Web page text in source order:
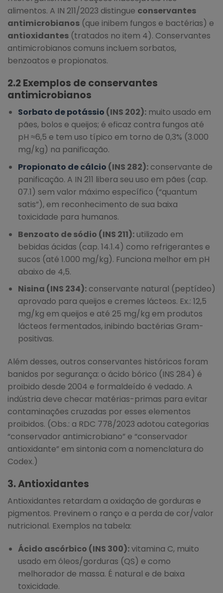
alimentos. A IN 211/2023 distingue conservantes
antimicrobianos (que inibem fungos e bactérias) e
antioxidantes (tratados no item 4). Conservantes
antimicrobianos comuns incluem sorbatos,
benzoatos e propionatos.
2.2 Exemplos de conservantes
antimicrobianos
Sorbato de potássio (INS 202):muito usado em
pães, bolos e queijos; é eficaz contra fungos até
pH ≈6,5 e tem uso típico em torno de 0,3% (3.000
mg/kg) na panificação.
Propionato de cálcio (INS 282):conservante de
panificação. A IN 211 libera seu uso em pães (cap.
07.1) sem valor máximo específico (“quantum
satis”), em reconhecimento de sua baixa
toxicidade para humanos.
Benzoato de sódio (INS 211):utilizado em
bebidas ácidas (cap. 14.1.4) como refrigerantes e
sucos (até 1.000 mg/kg). Funciona melhor em pH
abaixo de 4,5.
Nisina (INS 234):conservante natural (peptídeo)
aprovado para queijos e cremes lácteos. Ex.: 12,5
mg/kg em queijos e até 25 mg/kg em produtos
lácteos fermentados, inibindo bactérias Gram-
positivas.
Além desses, outros conservantes históricos foram
banidos por segurança: o ácido bórico (INS 284) é
proibido desde 2004 e formaldeído é vedado. A
indústria deve checar matérias-primas para evitar
contaminações cruzadas por esses elementos
proibidos. (Obs.: a RDC 778/2023 adotou categorias
“conservador antimicrobiano” e “conservador
antioxidante” em sintonia com a nomenclatura do
Codex.)
3. Antioxidantes
Antioxidantes retardam a oxidação de gorduras e
pigmentos. Previnem o ranço e a perda de cor/valor
nutricional. Exemplos na tabela:
Ácido ascórbico (INS 300):vitamina C, muito
usado em óleos/gorduras (QS) e como
melhorador de massa. É natural e de baixa
toxicidade.